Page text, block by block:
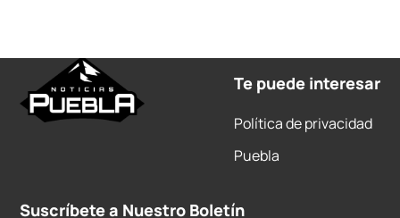
Te puede interesar
Política de privacidad
Puebla
Suscríbete a Nuestro Boletín